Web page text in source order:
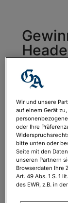
von
Wir und unsere
auf einem Gerät
oder Ihre
bitte unten oder
Seite mit den
unseren Partnern
Browserdaten Ihre
Art. 49 Abs. 1 S. 1
des EWR, z.B. in